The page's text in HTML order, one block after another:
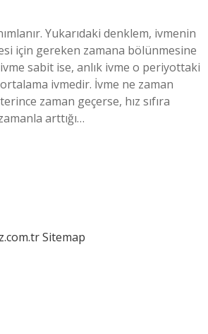
Yukarıdaki denklem, ivmenin
için gereken zamana bölünmesine
sabit ise, anlık ivme o periyottaki
ivmedir. İvme ne zaman
zaman geçerse, hız sıfıra
arttığı…
Sitemap